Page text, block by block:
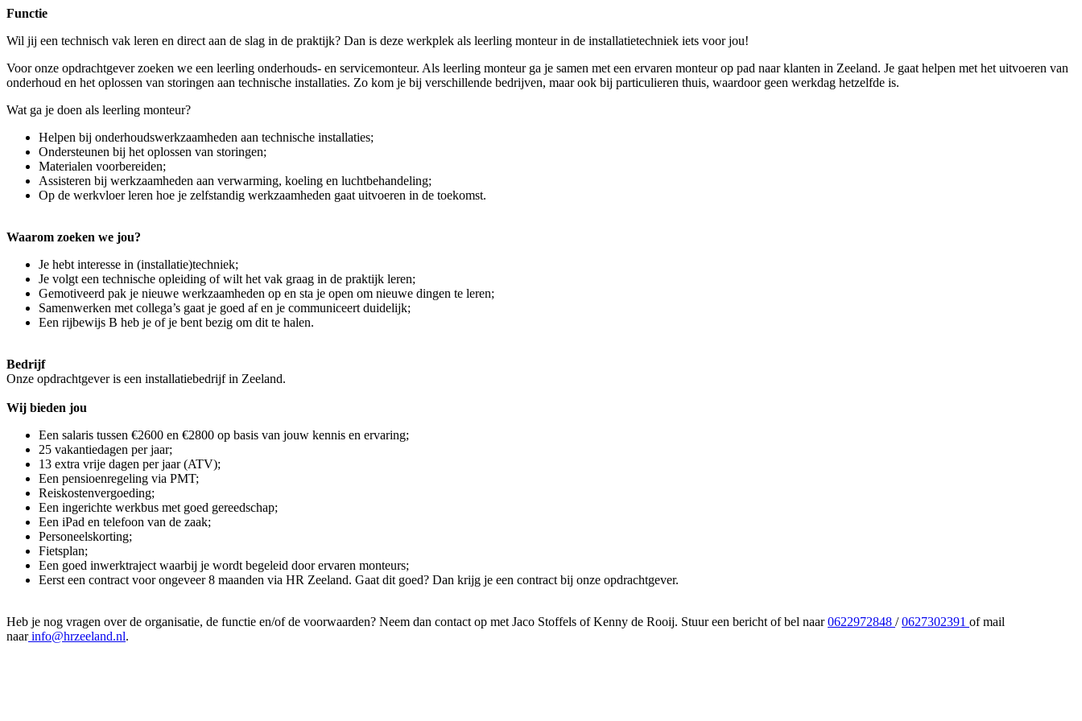
Functie
Wil jij een technisch vak leren en direct aan de slag in de praktijk? Dan is deze werkplek als leerling monteur in de installatietechniek iets voor jou!
Voor onze opdrachtgever zoeken we een leerling onderhouds- en servicemonteur. Als leerling monteur ga je samen met een ervaren monteur op pad naar klanten in Zeeland. Je gaat helpen met het uitvoeren van
onderhoud en het oplossen van storingen aan technische installaties. Zo kom je bij verschillende bedrijven, maar ook bij particulieren thuis, waardoor geen werkdag hetzelfde is.
Wat ga je doen als leerling monteur?
Helpen bij onderhoudswerkzaamheden aan technische installaties;
Ondersteunen bij het oplossen van storingen;
Materialen voorbereiden;
Assisteren bij werkzaamheden aan verwarming, koeling en luchtbehandeling;
Op de werkvloer leren hoe je zelfstandig werkzaamheden gaat uitvoeren in de toekomst.
Waarom zoeken we jou?
Je hebt interesse in (installatie)techniek;
Je volgt een technische opleiding of wilt het vak graag in de praktijk leren;
Gemotiveerd pak je nieuwe werkzaamheden op en sta je open om nieuwe dingen te leren;
Samenwerken met collega’s gaat je goed af en je communiceert duidelijk;
Een rijbewijs B heb je of je bent bezig om dit te halen.
Bedrijf
Onze opdrachtgever is een installatiebedrijf in Zeeland.
Wij bieden jou
Een salaris tussen €2600 en €2800 op basis van jouw kennis en ervaring;
25 vakantiedagen per jaar;
13 extra vrije dagen per jaar (ATV);
Een pensioenregeling via PMT;
Reiskostenvergoeding;
Een ingerichte werkbus met goed gereedschap;
Een iPad en telefoon van de zaak;
Personeelskorting;
Fietsplan;
Een goed inwerktraject waarbij je wordt begeleid door ervaren monteurs;
Eerst een contract voor ongeveer 8 maanden via HR Zeeland. Gaat dit goed? Dan krijg je een contract bij onze opdrachtgever.
Heb je nog vragen over de organisatie, de functie en/of de voorwaarden? Neem dan contact op met Jaco Stoffels of Kenny de Rooij. Stuur een bericht of bel naar0622972848 /0627302391 of mail
naarinfo@hrzeeland.nl.